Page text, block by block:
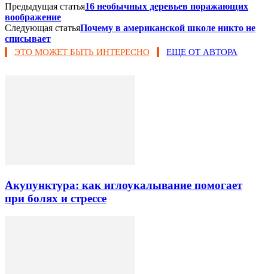
Предыдущая статья16 необычных деревьев поражающих
воображение
Следующая статьяПочему в американской школе никто не
списывает
ЭТО МОЖЕТ БЫТЬ ИНТЕРЕСНО ЕЩЕ ОТ АВТОРА
Акупунктура: как иглоукалывание помогает
при болях и стрессе